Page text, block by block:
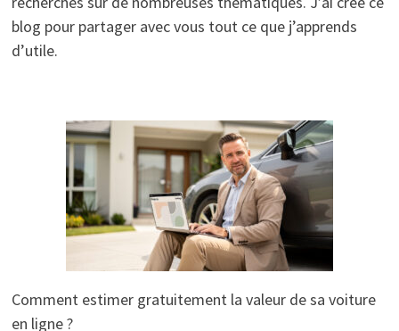
blog pour partager avec vous tout ce que j’apprends
d’utile.
Comment estimer gratuitement la valeur de sa voiture
en ligne ?